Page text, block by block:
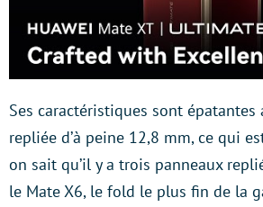
Ses caractéristiques sont épatantes
repliée d’à peine 12,8 mm, ce qui
on sait qu’il y a trois panneaux
le Mate X6, le fold le plus fin de la